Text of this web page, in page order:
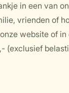
in een van
vrienden of
website of